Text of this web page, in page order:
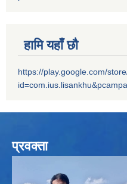
हामि यहाँ छौ
https://play.google.com/
प्रवक्ता